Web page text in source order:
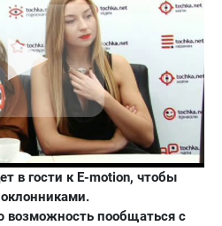
в гости к E-motion, чтобы
возможность пообщаться с